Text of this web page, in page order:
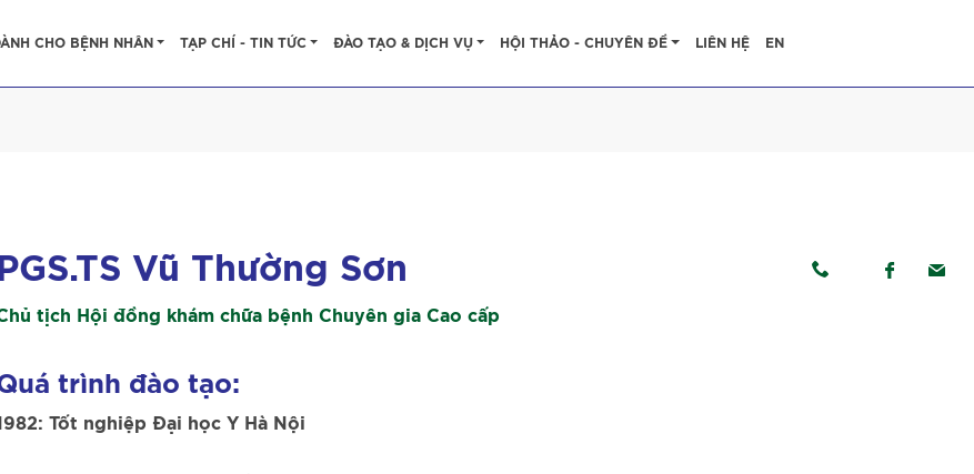
CHO BỆNH NHÂN TẠP CHÍ - TIN TỨC ĐÀO TẠO & DỊCH VỤ HỘI THẢO - CHUYÊN ĐỀ LIÊN HỆ EN
PGS.TS Vũ Thường Sơn
tịch Hội đồng khám chữa bệnh Chuyên gia Cao cấp
trình đào tạo:
Tốt nghiệp Đại học Y Hà Nội